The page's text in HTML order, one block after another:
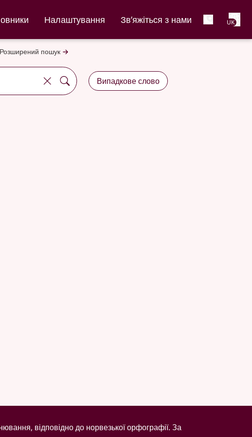
Налаштування Зв’яжіться з нами UK
Розширений пошук
Випадкове слово
відповідно до норвезької орфографії. За